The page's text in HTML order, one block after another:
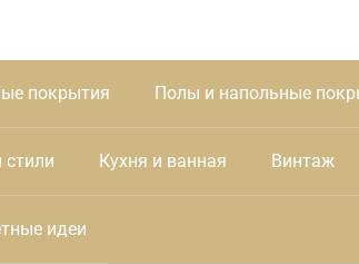
покрытия Полы и напольные
Кухня и ванная Винтаж
идеи